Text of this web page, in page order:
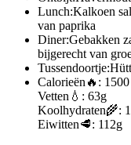
Lunch:Kalkoen
van paprika
Diner:Gebakken
bijgerecht van
Tussendoortje:
Calorieën 🔥: 1500
Vetten 💧: 63g
Koolhydraten🌾:
Eiwitten🥩: 112g